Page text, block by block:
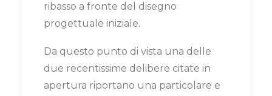
ribasso a fronte del disegno
progettuale iniziale.
Da questo punto di vista una delle
due recentissime delibere citate in
apertura riportano una particolare e